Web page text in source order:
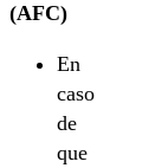
(AFC)
En
caso
de
que